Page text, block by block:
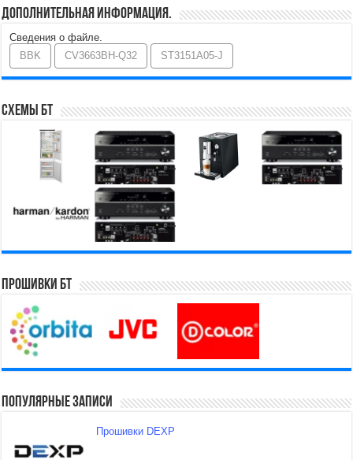
Дополнительная информация.
Сведения о файле.
BBK
CV3663BH-Q32 ST3151A05-J
Схемы БТ
Прошивки БТ
Популярные записи
Прошивки DEXP